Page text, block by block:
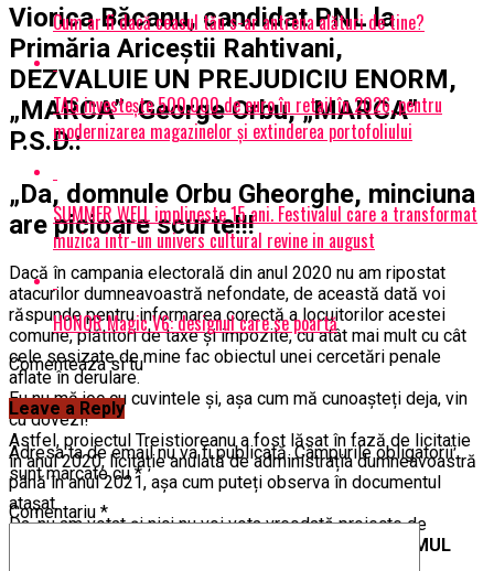
Viorica Băcanu, candidat PNL la
Primăria Ariceștii Rahtivani,
DEZVALUIE UN PREJUDICIU ENORM,
„MARCA” George Orbu, „MARCA”
P.S.D.:
„Da, domnule Orbu Gheorghe, minciuna
are picioare scurte!!!
Dacă în campania electorală din anul 2020 nu am ripostat
atacurilor dumneavoastră nefondate, de această dată voi
răspunde pentru informarea corectă a locuitorilor acestei
comune, plătitori de taxe și impozite, cu atât mai mult cu cât
cele sesizate de mine fac obiectul unei cercetări penale
aflate în derulare.
Eu nu mă joc cu cuvintele și, așa cum mă cunoașteți deja, vin
cu dovezi!
Astfel, proiectul Treistioreanu a fost lăsat în fază de licitație
în anul 2020, licitație anulată de administrația dumneavoastră
până în anul 2021, așa cum puteți observa în documentul
atașat.
Da, nu am votat și nici nu voi vota vreodată proiecte de
„JAF LA DRUMUL
Cum ar fi dacă ceasul tău s-ar antrena alături de tine?
TAG investește 500.000 de euro în retail în 2026, pentru
modernizarea magazinelor și extinderea portofoliului
SUMMER WELL implineste 15 ani. Festivalul care a transformat
muzica intr-un univers cultural revine in august
HONOR Magic V6: designul care se poartă
Comenteaza si tu
Leave a Reply
Adresa ta de email nu va fi publicată. Câmpurile obligatorii
sunt marcate cu*
Comentariu *